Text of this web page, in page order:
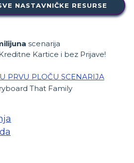
NASTAVNIČKE RESURSE
scenarija
Kartice i bez Prijave!
PRVU PLOČU SCENARIJA